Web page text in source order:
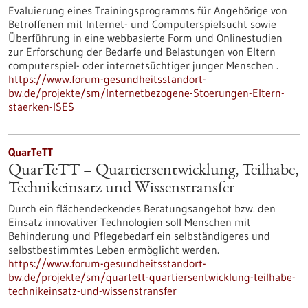
Evaluierung eines Trainingsprogramms für Angehörige von
Betroffenen mit Internet- und Computerspielsucht sowie
Überführung in eine webbasierte Form und Onlinestudien
zur Erforschung der Bedarfe und Belastungen von Eltern
computerspiel- oder internetsüchtiger junger Menschen .
https://www.forum-gesundheitsstandort-
bw.de/projekte/sm/Internetbezogene-Stoerungen-Eltern-
staerken-ISES
QuarTeTT
QuarTeTT – Quartiersentwicklung, Teilhabe,
Technikeinsatz und Wissenstransfer
Durch ein flächendeckendes Beratungsangebot bzw. den
Einsatz innovativer Technologien soll Menschen mit
Behinderung und Pflegebedarf ein selbständigeres und
selbstbestimmtes Leben ermöglicht werden.
https://www.forum-gesundheitsstandort-
bw.de/projekte/sm/quartett-quartiersentwicklung-teilhabe-
technikeinsatz-und-wissenstransfer